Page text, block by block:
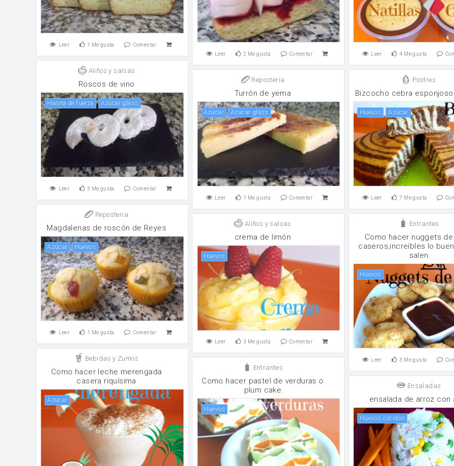
Leer 1 Me gusta Comentar
Leer 4 Me gusta
Leer 2 Me gusta Comentar
Aliños y salsas
Roscos de vino
harina de fuerza Azúcar glass
Leer 3 Me gusta Comentar
Reposteria
Turrón de yema
Azúcar Azúcar glass
Leer 1 Me gusta Comentar
Postres
Bizcocho cebra
huevos Azúcar
Leer 7 Me gusta
Reposteria
Magdalenas de roscón de Reyes
Azúcar huevos
Leer 1 Me gusta Comentar
Aliños y salsas
crema de limón
huevos
Leer 3 Me gusta Comentar
Entrantes
Como hacer nuggets
caseros,increíbles lo
salen
huevos
Leer 3 Me gusta
Bebidas y Zumos
Como hacer leche merengada
casera riquísima
Azúcar
Entrantes
Como hacer pastel de verduras o
plum cake
huevos
Ensaladas
ensalada de arroz con
huevos cocidos